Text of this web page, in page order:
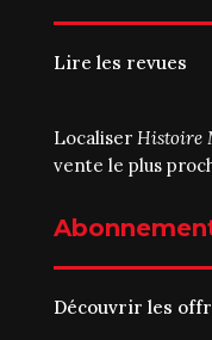
Lire les revues
Localiser Histoire
vente le plus
Découvrir les